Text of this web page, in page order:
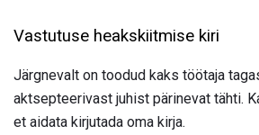
Vastutuse heakskiitmise kiri
Järgnevalt on toodud kaks töötaja
aktsepteerivast juhist pärinevat tähti.
et aidata kirjutada oma kirja.